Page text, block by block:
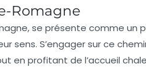
Romagne
, se présente comme un
sens. S’engager sur ce
en profitant de l’accueil